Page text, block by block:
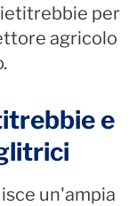
per
agricolo
e
un'ampia